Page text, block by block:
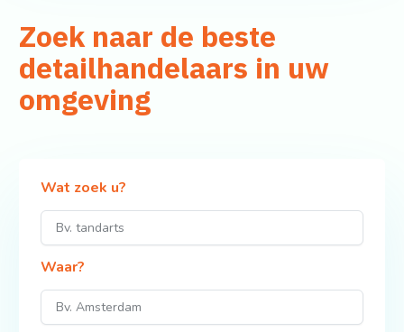
Zoek naar de beste
detailhandelaars in uw
omgeving
Wat zoek u?
Waar?